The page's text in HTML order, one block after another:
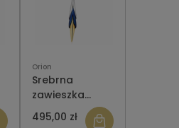
Orion
Srebrna
zawieszka
ORZA045
NIEBIESKI
495,00 zł